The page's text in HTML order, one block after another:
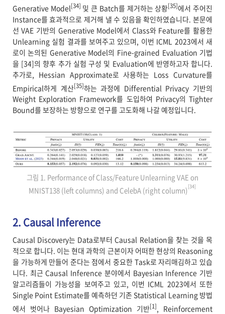
Generative Model[34] 및 큰 Batch를 제거하는 상황[35]에서 주어진
Instance를 효과적으로 제거해 낼 수 있음을 확인하였습니다. 본문에
선 VAE 기반의 Generative Model에서 Class와 Feature를 활용한
Unlearning 실험 결과를 보여주고 있으며, 이번 ICML 2023에서 새
로이 논의된 Generative Model의 Fine-grained Evaluation 기법
을 [34]의 향후 추가 실험 구성 및 Evaluation에 반영하고자 합니다.
추가로, Hessian Approximate로 사용하는 Loss Curvature를
Empirical하게 계산[35]하는 과정에 Differential Privacy 기반의
Weight Exploration Framework를 도입하여 Privacy의 Tighter
Bound를 보장하는 방향으로 연구를 고도화해 나갈 예정입니다.
그림 1. Performance of Class/Feature Unlearning VAE on
MNIST138 (left columns) and CelebA (right column)[34]
2. Causal Inference
Causal Discovery는 Data로부터 Causal Relation을 찾는 것을 목
적으로 합니다. 이는 현대 과학의 근본이자 어떠한 현상의 Reasoning
을 가능하게 만들어 준다는 점에서 중요한 Task로 자리매김하고 있습
니다. 최근 Causal Inference 분야에서 Bayesian Inference 기반
알고리즘들이 가능성을 보여주고 있고, 이번 ICML 2023에서 또한
Single Point Estimate를 예측하던 기존 Statistical Learning 방법
에서 벗어나 Bayesian Optimization 기반[1]
, Reinforcement